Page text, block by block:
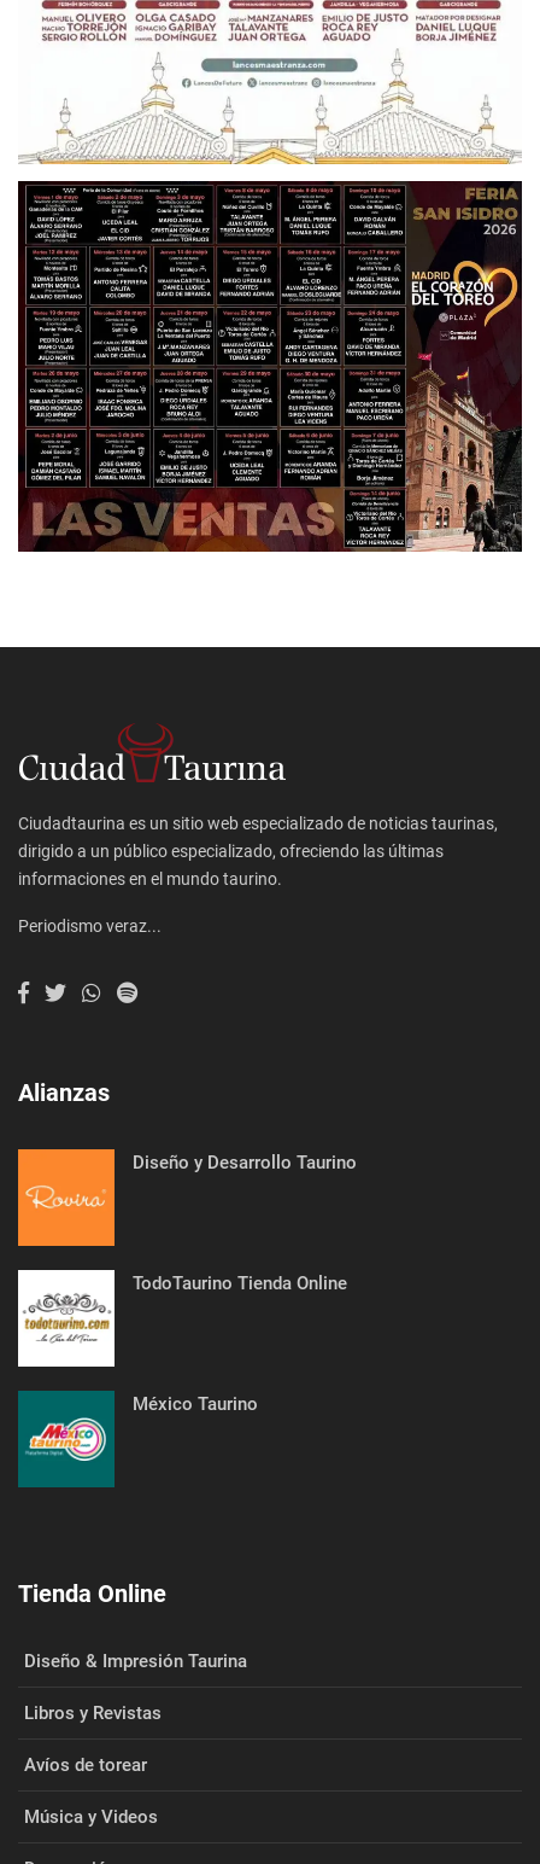
Ciudadtaurina es un sitio web especializado de noticias taurinas,
dirigido a un público especializado, ofreciendo las últimas
informaciones en el mundo taurino.
Periodismo veraz...
Alianzas
Diseño y Desarrollo Taurino
TodoTaurino Tienda Online
México Taurino
Tienda Online
Diseño & Impresión Taurina
Libros y Revistas
Avíos de torear
Música y Videos